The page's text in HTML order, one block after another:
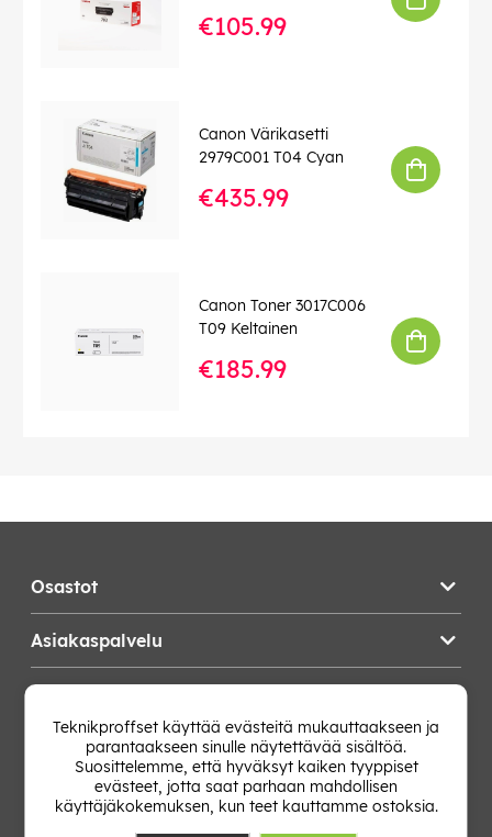
€105.99
Canon Värikasetti
2979C001 T04 Cyan
€435.99
Canon Toner 3017C006
T09 Keltainen
€185.99
Osastot
Asiakaspalvelu
Vaihda Maa
Teknikproffset käyttää evästeitä mukauttaakseen ja
parantaakseen sinulle näytettävää sisältöä.
Suosittelemme, että hyväksyt kaiken tyyppiset
evästeet, jotta saat parhaan mahdollisen
käyttäjäkokemuksen, kun teet kauttamme ostoksia.